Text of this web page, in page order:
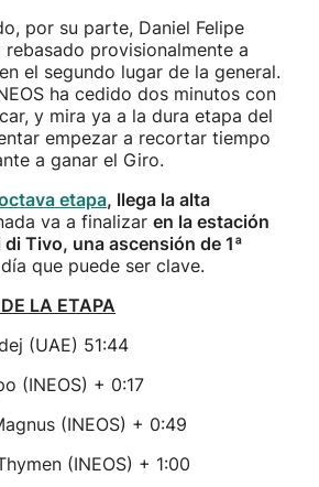
por su parte, Daniel Felipe
rebasado provisionalmente a
el segundo lugar de la general.
ha cedido dos minutos con
y mira ya a la dura etapa del
empezar a recortar tiempo
a ganar el Giro.
etapa, llega la alta
va a finalizar en la estación
Tivo, una ascensión de 1ª
que puede ser clave.
LA ETAPA
(UAE) 51:44
(INEOS) + 0:17
(INEOS) + 0:49
(INEOS) + 1:00